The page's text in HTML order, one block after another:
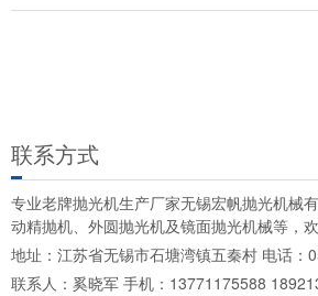
联系方式
专业老牌抛光机生产厂家无锡宏帆抛光机械
动精抛机、外圆抛光机及镜面抛光机械等，
地址：江苏省无锡市石塘湾镇五秦村 电话：
联系人：奚晓军 手机：13771175588